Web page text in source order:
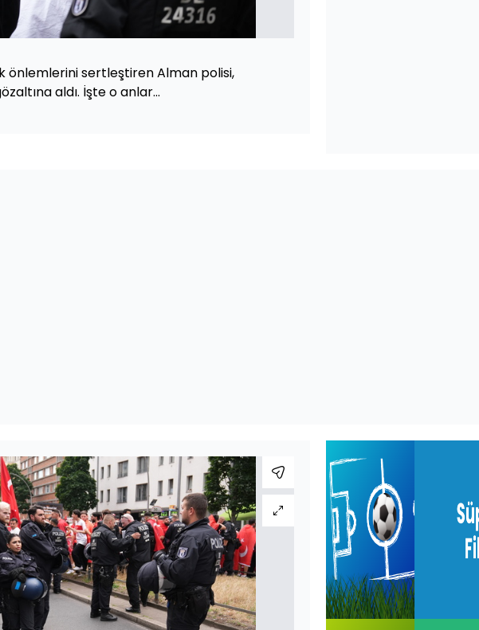
önlemlerini sertleştiren Alman polisi,
aldı. İşte o anlar...